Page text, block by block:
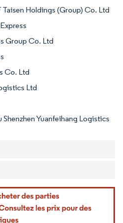
Taisen Holdings (Group) Co. Ltd
Group Co. Ltd
Co. Ltd
Ltd
Shenzhen Yuanfeihang Logistics